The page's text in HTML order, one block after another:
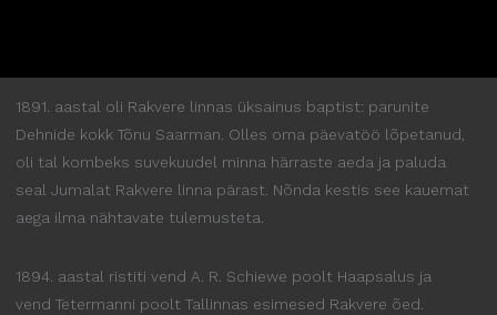
1891. aastal oli Rakvere linnas üksainus baptist: parunite
Dehnide kokk Tõnu Saarman. Olles oma päevatöö lõpetanud,
oli tal kombeks suvekuudel minna härraste aeda ja paluda
seal Jumalat Rakvere linna pärast. Nõnda kestis see kauemat
aega ilma nähtavate tulemusteta.
1894. aastal ristiti vend A. R. Schiewe poolt Haapsalus ja
vend Tetermanni poolt Tallinnas esimesed Rakvere õed.